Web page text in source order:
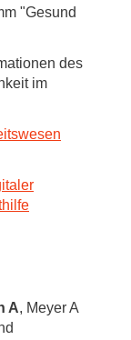
"Gesund
des
im
A, Meyer A